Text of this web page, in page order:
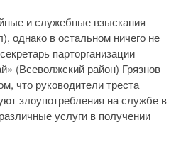
и служебные взыскания
однако в остальном ничего не
парторганизации
(Всеволжский район) Грязнов
что руководители треста
злоупотребления на службе в
услуги в получении